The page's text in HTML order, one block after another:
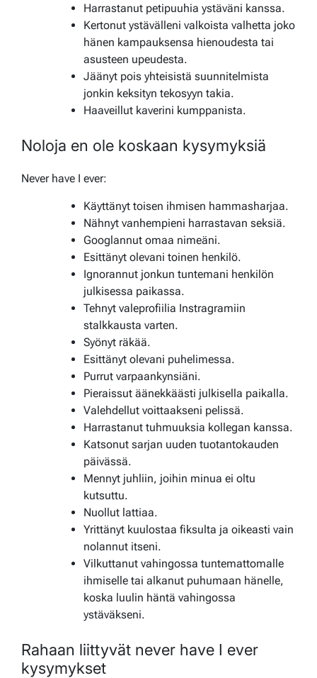
Harrastanut petipuuhia ystäväni kanssa.
Kertonut ystävälleni valkoista valhetta joko
hänen kampauksensa hienoudesta tai
asusteen upeudesta.
Jäänyt pois yhteisistä suunnitelmista
jonkin keksityn tekosyyn takia.
Haaveillut kaverini kumppanista.
Noloja en ole koskaan kysymyksiä
Never have I ever:
Käyttänyt toisen ihmisen hammasharjaa.
Nähnyt vanhempieni harrastavan seksiä.
Googlannut omaa nimeäni.
Esittänyt olevani toinen henkilö.
Ignorannut jonkun tuntemani henkilön
julkisessa paikassa.
Tehnyt valeprofiilia Instragramiin
stalkkausta varten.
Syönyt räkää.
Esittänyt olevani puhelimessa.
Purrut varpaankynsiäni.
Pieraissut äänekkäästi julkisella paikalla.
Valehdellut voittaakseni pelissä.
Harrastanut tuhmuuksia kollegan kanssa.
Katsonut sarjan uuden tuotantokauden
päivässä.
Mennyt juhliin, joihin minua ei oltu
kutsuttu.
Nuollut lattiaa.
Yrittänyt kuulostaa fiksulta ja oikeasti vain
nolannut itseni.
Vilkuttanut vahingossa tuntemattomalle
ihmiselle tai alkanut puhumaan hänelle,
koska luulin häntä vahingossa
ystäväkseni.
Rahaan liittyvät never have I ever
kysymykset